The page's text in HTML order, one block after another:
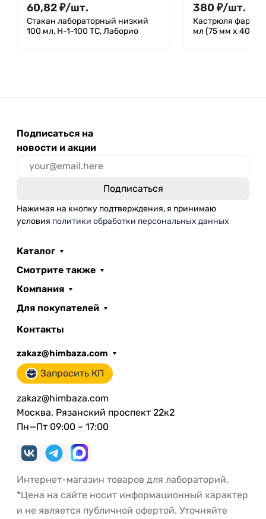
60,82₽/шт.
Стакан лабораторный низкий
100 мл, Н-1-100 ТС, Лаборио
380 ₽/шт.
Кастрюля
мл (75 мм х 40
Подписаться на
новости и акции
Нажимая на кнопку подтверждения, я принимаю
условия политики обработки персональных данных
Каталог
Смотрите также
Компания
Для покупателей
Контакты
zakaz@himbaza.com
Запросить КП
zakaz@himbaza.com
Москва, Рязанский проспект 22к2
Пн—Пт 09:00 – 17:00
Интернет-магазин товаров для лабораторий.
*Цена на сайте носит информационный характер
и не является публичной офертой. Уточняйте